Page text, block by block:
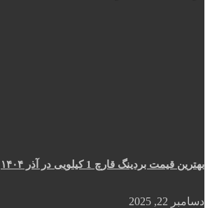
بهترین قیمت بردینگ قارچ 1 کیلویی در آذر ۱۴۰۴
دسامبر 22, 2025